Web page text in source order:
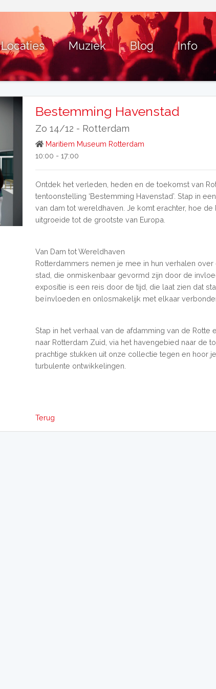
Locaties Muziek Blog Info
Bestemming Havenstad
Zo 14/12 - Rotterdam
Maritiem Museum Rotterdam
10:00 - 17:00
Ontdek het verleden, heden en de toekomst van
tentoonstelling ‘Bestemming Havenstad’. Stap in
van dam tot wereldhaven. Je komt erachter, hoe de
uitgroeide tot de grootste van Europa.
Van Dam tot Wereldhaven
Rotterdammers nemen je mee in hun verhalen
stad, die onmiskenbaar gevormd zijn door de
expositie is een reis door de tijd, die laat zien dat
beïnvloeden en onlosmakelijk met elkaar
Stap in het verhaal van de afdamming van de Rotte
naar Rotterdam Zuid, via het havengebied naar de
prachtige stukken uit onze collectie tegen en hoor
turbulente ontwikkelingen.
Terug